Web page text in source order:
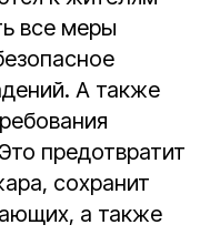
все меры
А также
предотвратит
сохранит
а также